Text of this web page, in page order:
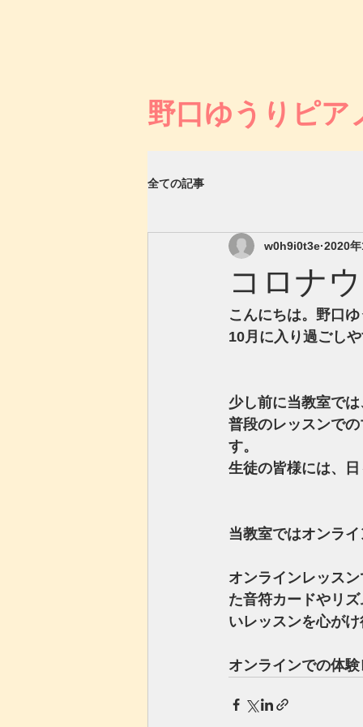
野口ゆうりピア
全ての記事
コロナ
w0h9i0t3e 2020
こんにちは。野口
10月に入り過ごし
少し前に当教室で
普段のレッスンで
す。
生徒の皆様には、
当教室ではオンラ
オンラインレッス
た音符カードやリ
いレッスンを心が
オンラインでの体